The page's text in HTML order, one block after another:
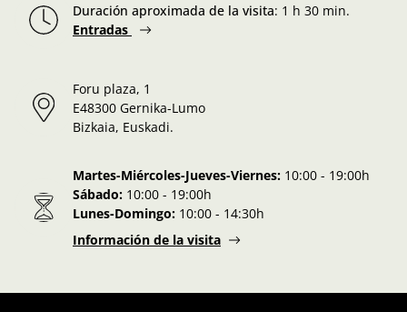
Duración aproximada de la visita: 1 h 30 min.
Entradas
Foru plaza, 1
E48300 Gernika-Lumo
Bizkaia, Euskadi.
Martes-Miércoles-Jueves-Viernes: 10:00 - 19:00h
Sábado: 10:00 - 19:00h
Lunes-Domingo: 10:00 - 14:30h
Información de la visita